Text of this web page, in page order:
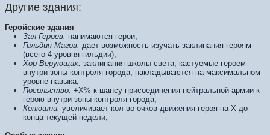
Другие здания:
Геройские здания
Зал Героев: нанимаются герои;
Гильдия Магов: дает возможность изучать заклинания героям
(всего 4 уровня гильдии);
Хор Верующих: заклинания школы света, кастуемые героем
внутри зоны контроля города, накладываются на максимальном
уровне навыка;
Посольство: +X% к шансу присоединения нейтральной армии к
герою внутри зоны контроля города;
Конюшни: увеличивает кол-во очков движения героя на X до
конца текущей недели;